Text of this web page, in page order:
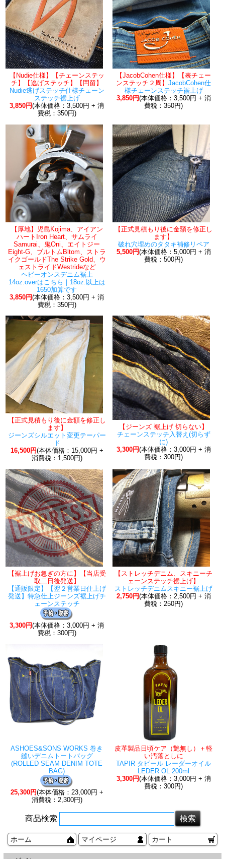
【Nudie仕様】【チェーンステッ
チ】【逃げステッチ】【閂留】
Nudie逃げステッチ仕様チェーン
ステッチ裾上げ
3,850円(本体価格：3,500円 + 消
費税：350円)
【JacobCohen仕様】【表チェー
ンステッチ２周】JacobCohen仕
様チェーンステッチ裾上げ
3,850円(本体価格：3,500円 + 消
費税：350円)
【厚地】児島Kojima、アイアン
ハートIron Heart、サムライ
Samurai、鬼Oni、エイトジー
Eight-G、ブルトムBltom、ストラ
イクゴールドThe Strike Gold、ウ
ェストライドWestrideなど
ヘビーオンスデニム裾上
14oz.overはこちら｜18oz.以上は
1650加算です
3,850円(本体価格：3,500円 + 消
費税：350円)
【正式見積もり後に金額を修正し
ます】
破れ穴埋めのタタキ補修リペア
5,500円(本体価格：5,000円 + 消
費税：500円)
【正式見積もり後に金額を修正し
ます】
ジーンズシルエット変更テーパー
ド
16,500円(本体価格：15,000円 +
消費税：1,500円)
【ジーンズ 裾上げ 切らない】
チェーンステッチ入替え(切らず
に)
3,300円(本体価格：3,000円 + 消
費税：300円)
【裾上げお急ぎの方に】【当店受
取二日後発送】
【通販限定】【翌２営業日仕上げ
発送】特急仕上ジーンズ裾上げチ
ェーンステッチ
3,300円(本体価格：3,000円 + 消
費税：300円)
【ストレッチデニム、スキニーチ
ェーンステッチ裾上げ】
ストレッチデニムスキニー裾上げ
2,750円(本体価格：2,500円 + 消
費税：250円)
ASHOES&SONS WORKS 巻き
縫いデニムトートバッグ
(ROLLED SEAM DENIM TOTE
BAG)
25,300円(本体価格：23,000円 +
消費税：2,300円)
皮革製品日頃ケア（艶無し）＋軽
い汚落としに
TAPIR タピール レーダーオイル
LEDER OL 200ml
3,300円(本体価格：3,000円 + 消
費税：300円)
商品検索
ホーム マイページ カート